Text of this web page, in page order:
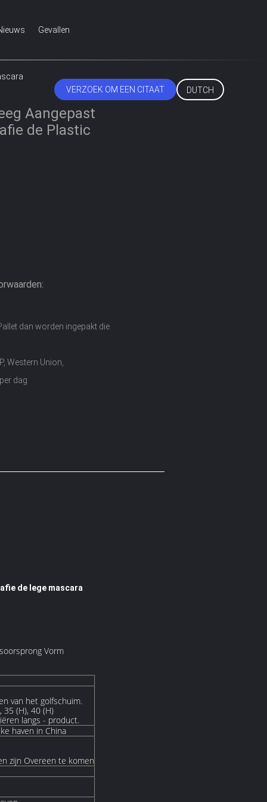
Gevallen
VERZOEK OM EEN CITAAT DUTCH
Aangepast
de Plastic
dan worden ingepakt die
Western Union,
dag
de lege mascara
Vorm
van het golfschuim.
35 (H), 40 (H)
langs - product.
haven in China
zijn Overeen te komen